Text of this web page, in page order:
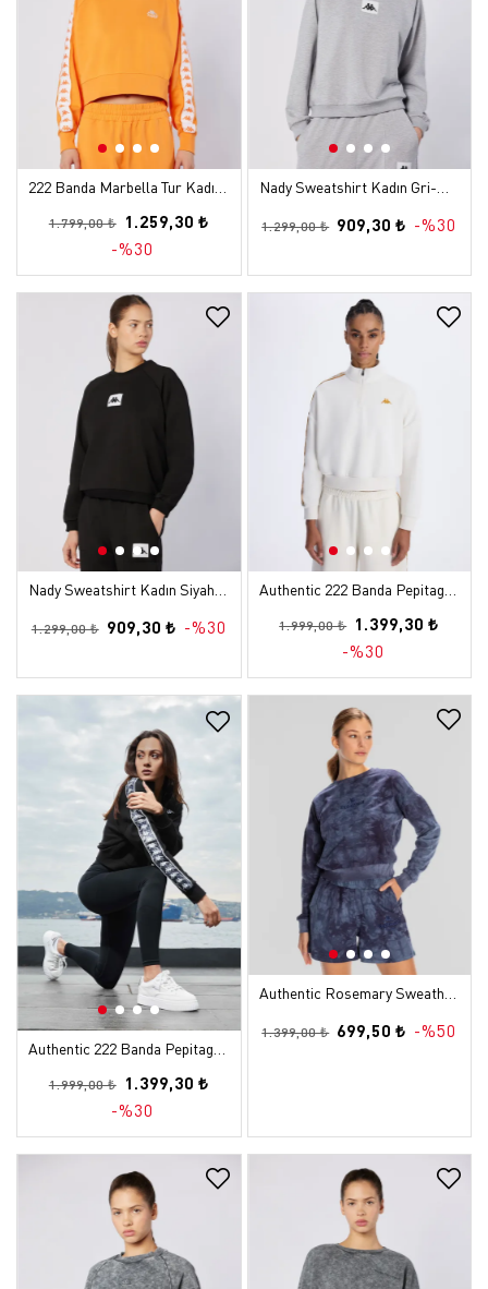
1.799,00 ₺
1.259,30 ₺
-%30
1.299,00 ₺ 909,30 ₺ -%30
1.299,00 ₺ 909,30 ₺ -%30 1.999,00 ₺ 1.399,30 ₺
-%30
1.999,00 ₺
1.399,30 ₺
-%30
1.399,00 ₺ 699,50 ₺ -%50